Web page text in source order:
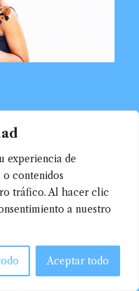
experiencia de
contenidos
tráfico. Al hacer clic
a nuestro
Aceptar todo